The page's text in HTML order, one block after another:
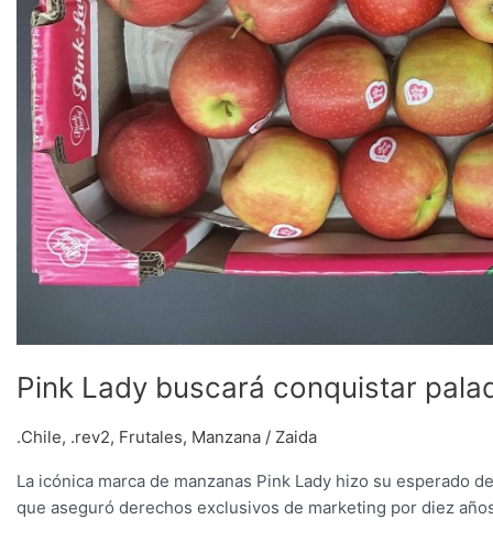
Pink Lady buscará conquistar
.Chile, .rev2, Frutales, Manzana / Zaida
La icónica marca de manzanas Pink Lady hizo su esperado
que aseguró derechos exclusivos de marketing por diez